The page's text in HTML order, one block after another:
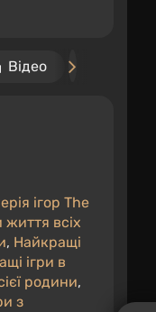
Відео
ігор The
всіх
, Найкращі
ігри в
родини,
з